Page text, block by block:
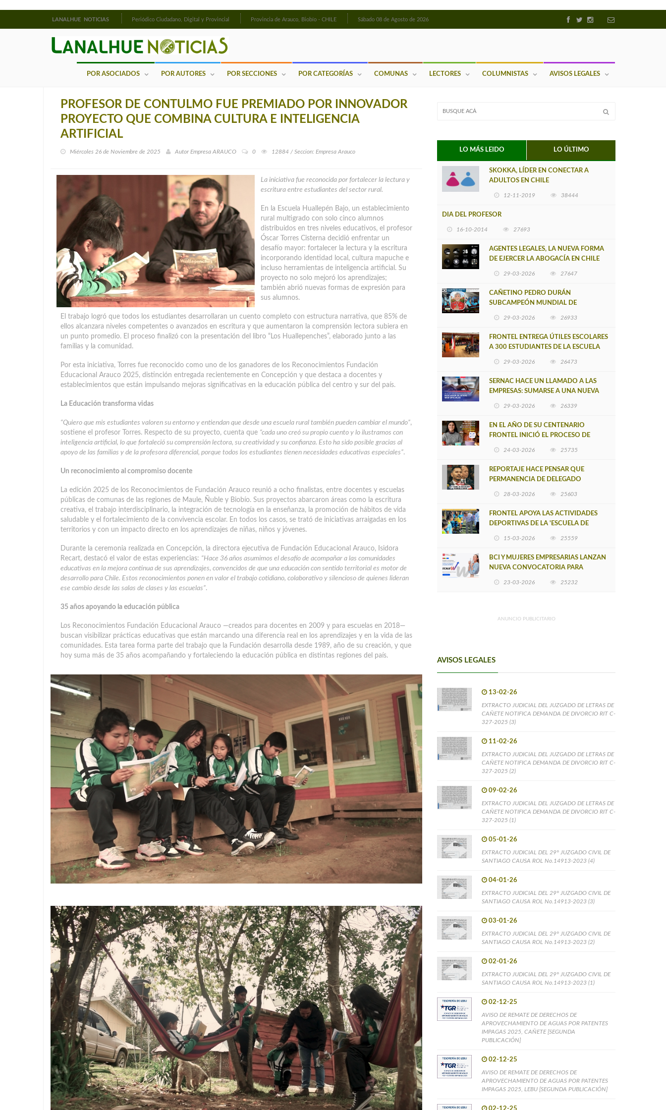
LANALHUE NOTICIAS Periódico Ciudadano, Digital y Provincial Provincia de Arauco, Biobío - CHILE Sábado 08 de Agosto de 2026
POR ASOCIADOS POR AUTORES POR SECCIONES POR CATEGORÍAS COMUNAS LECTORES COLUMNISTAS AVISOS LEGALES
PROFESOR DE CONTULMO FUE PREMIADO POR INNOVADOR
PROYECTO QUE COMBINA CULTURA E INTELIGENCIA
ARTIFICIAL
Miércoles 26 de Noviembre de 2025 Autor Empresa ARAUCO 0 12884 / Seccion: Empresa Arauco
La iniciativa fue reconocida por fortalecer la lectura y
escritura entre estudiantes del sector rural.
En la Escuela Huallepén Bajo, un establecimiento
rural multigrado con solo cinco alumnos
distribuidos en tres niveles educativos, el profesor
Óscar Torres Cisterna decidió enfrentar un
desafío mayor: fortalecer la lectura y la escritura
incorporando identidad local, cultura mapuche e
incluso herramientas de inteligencia artificial. Su
proyecto no solo mejoró los aprendizajes;
también abrió nuevas formas de expresión para
sus alumnos.
El trabajo logró que todos los estudiantes desarrollaran un cuento completo con estructura narrativa, que 85% de
ellos alcanzara niveles competentes o avanzados en escritura y que aumentaron la comprensión lectora subiera en
un punto promedio. El proceso finalizó con la presentación del libro “Los Huallepenches”, elaborado junto a las
familias y la comunidad.
Por esta iniciativa, Torres fue reconocido como uno de los ganadores de los Reconocimientos Fundación
Educacional Arauco 2025, distinción entregada recientemente en Concepción y que destaca a docentes y
establecimientos que están impulsando mejoras significativas en la educación pública del centro y sur del país.
La Educación transforma vidas
“Quiero que mis estudiantes valoren su entorno y entiendan que desde una escuela rural también pueden cambiar el mundo”,
sostiene el profesor Torres. Respecto de su proyecto, cuenta que “cada uno creó su propio cuento y lo ilustramos con
inteligencia artificial, lo que fortaleció su comprensión lectora, su creatividad y su confianza. Esto ha sido posible gracias al
apoyo de las familias y de la profesora diferencial, porque todos los estudiantes tienen necesidades educativas especiales”.
Un reconocimiento al compromiso docente
La edición 2025 de los Reconocimientos de Fundación Arauco reunió a ocho finalistas, entre docentes y escuelas
públicas de comunas de las regiones de Maule, Ñuble y Biobío. Sus proyectos abarcaron áreas como la escritura
creativa, el trabajo interdisciplinario, la integración de tecnología en la enseñanza, la promoción de hábitos de vida
saludable y el fortalecimiento de la convivencia escolar. En todos los casos, se trató de iniciativas arraigadas en los
territorios y con un impacto directo en los aprendizajes de niñas, niños y jóvenes.
Durante la ceremonia realizada en Concepción, la directora ejecutiva de Fundación Educacional Arauco, Isidora
Recart, destacó el valor de estas experiencias: “Hace 36 años asumimos el desafío de acompañar a las comunidades
educativas en la mejora continua de sus aprendizajes, convencidos de que una educación con sentido territorial es motor de
desarrollo para Chile. Estos reconocimientos ponen en valor el trabajo cotidiano, colaborativo y silencioso de quienes lideran
ese cambio desde las salas de clases y las escuelas”.
35 años apoyando la educación pública
Los Reconocimientos Fundación Educacional Arauco —creados para docentes en 2009 y para escuelas en 2018—
buscan visibilizar prácticas educativas que están marcando una diferencia real en los aprendizajes y en la vida de las
comunidades. Esta tarea forma parte del trabajo que la Fundación desarrolla desde 1989, año de su creación, y que
hoy suma más de 35 años acompañando y fortaleciendo la educación pública en distintas regiones del país.
LO MÁS LEIDO LO ÚLTIMO
SKOKKA, LÍDER EN CONECTAR A
ADULTOS EN CHILE
12-11-2019 38444
DIA DEL PROFESOR
16-10-2014 27693
AGENTES LEGALES, LA NUEVA FORMA
DE EJERCER LA ABOGACÍA EN CHILE
29-03-2026 27647
CAÑETINO PEDRO DURÁN
SUBCAMPEÓN MUNDIAL DE
29-03-2026 26933
FRONTEL ENTREGA ÚTILES ESCOLARES
A 300 ESTUDIANTES DE LA ESCUELA
29-03-2026 26473
SERNAC HACE UN LLAMADO A LAS
EMPRESAS: SUMARSE A UNA NUEVA
29-03-2026 26339
EN EL AÑO DE SU CENTENARIO
FRONTEL INICIÓ EL PROCESO DE
24-03-2026 25735
REPORTAJE HACE PENSAR QUE
PERMANENCIA DE DELEGADO
28-03-2026 25603
FRONTEL APOYA LAS ACTIVIDADES
DEPORTIVAS DE LA 'ESCUELA DE
15-03-2026 25559
BCI Y MUJERES EMPRESARIAS LANZAN
NUEVA CONVOCATORIA PARA
23-03-2026 25232
ANUNCIO PUBLICITARIO
AVISOS LEGALES
13-02-26
EXTRACTO JUDICIAL DEL JUZGADO DE LETRAS DE
CAÑETE NOTIFICA DEMANDA DE DIVORCIO RIT C-
327-2025 (3)
11-02-26
EXTRACTO JUDICIAL DEL JUZGADO DE LETRAS DE
CAÑETE NOTIFICA DEMANDA DE DIVORCIO RIT C-
327-2025 (2)
09-02-26
EXTRACTO JUDICIAL DEL JUZGADO DE LETRAS DE
CAÑETE NOTIFICA DEMANDA DE DIVORCIO RIT C-
327-2025 (1)
05-01-26
EXTRACTO JUDICIAL DEL 29° JUZGADO CIVIL DE
SANTIAGO CAUSA ROL No.14913-2023 (4)
04-01-26
EXTRACTO JUDICIAL DEL 29° JUZGADO CIVIL DE
SANTIAGO CAUSA ROL No.14913-2023 (3)
03-01-26
EXTRACTO JUDICIAL DEL 29° JUZGADO CIVIL DE
SANTIAGO CAUSA ROL No.14913-2023 (2)
02-01-26
EXTRACTO JUDICIAL DEL 29° JUZGADO CIVIL DE
SANTIAGO CAUSA ROL No.14913-2023 (1)
02-12-25
AVISO DE REMATE DE DERECHOS DE
APROVECHAMIENTO DE AGUAS POR PATENTES
IMPAGAS 2025, CAÑETE [SEGUNDA
PUBLICACIÓN]
02-12-25
AVISO DE REMATE DE DERECHOS DE
APROVECHAMIENTO DE AGUAS POR PATENTES
IMPAGAS 2025, LEBU [SEGUNDA PUBLICACIÓN]